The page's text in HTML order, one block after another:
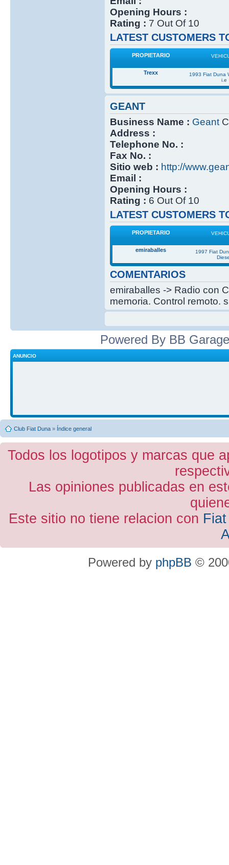
Opening Hours :
Rating : 7 Out Of 10
LATEST CUSTOMERS
PROPIETARIO
Trexx
1993 Fiat Duna
i.e
GEANT
Business Name : Geant
Address :
Telephone No. :
Fax No. :
Sitio web : http://
Email :
Opening Hours :
Rating : 6 Out Of 10
LATEST CUSTOMERS
PROPIETARIO
emiraballes
1997 Fiat
COMENTARIOS
emiraballes -> Radio con
memoria. Control remoto.
Powered By BB
ANUNCIO
Club Fiat Duna » Índice general
Todos los logotipos y marcas que
Las opiniones publicadas en
Este sitio no tiene relacion con
Powered by phpBB ©